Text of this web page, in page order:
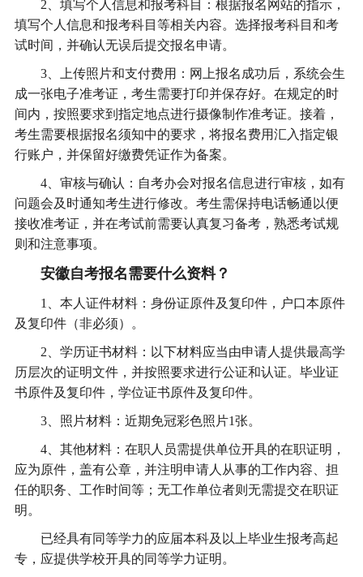
‌2、填写个人信息和报考科目‌：根据报名网站的指示，
填写个人信息和报考科目等相关内容。选择报考科目和考
试时间，并确认无误后提交报名申请‌。
‌3、上传照片和支付费用‌：网上报名成功后，系统会生
成一张电子准考证，考生需要打印并保存好。在规定的时
间内，按照要求到指定地点进行摄像制作准考证。接着，
考生需要根据报名须知中的要求，将报名费用汇入指定银
行账户，并保留好缴费凭证作为备案‌。
‌4、审核与确认‌：自考办会对报名信息进行审核，如有
问题会及时通知考生进行修改。考生需保持电话畅通以便
接收准考证，并在考试前需要认真复习备考，熟悉考试规
则和注意事项‌。
安徽自考报名需要什么资料？
1、本人证件材料：身份证原件及复印件，户口本原件
及复印件（非必须）。
2、学历证书材料：以下材料应当由申请人提供最高学
历层次的证明文件，并按照要求进行公证和认证。毕业证
书原件及复印件，学位证书原件及复印件。
3、照片材料：近期免冠彩色照片1张。
4、其他材料：在职人员需提供单位开具的在职证明，
应为原件，盖有公章，并注明申请人从事的工作内容、担
任的职务、工作时间等；无工作单位者则无需提交在职证
明。
已经具有同等学力的应届本科及以上毕业生报考高起
专，应提供学校开具的同等学力证明。